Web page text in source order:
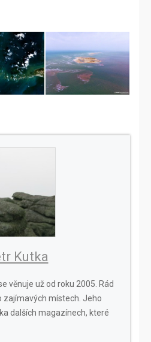
Kutka
věnuje už od roku 2005. Rád
zajímavých místech. Jeho
dalších magazínech, které